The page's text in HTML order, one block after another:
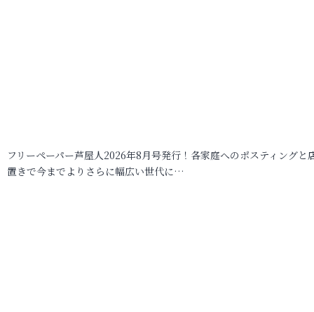
フリーペーパー芦屋人2026年8月号発行！各家庭へのポスティングと
置きで今までよりさらに幅広い世代に…